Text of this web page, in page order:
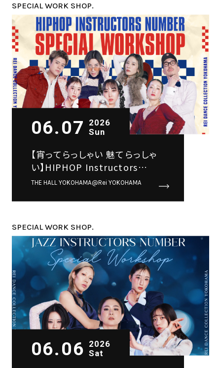
SPECIAL WORK SHOP.
06.07
2026
Sun
【宵ってらっしゃい 魅てらっしゃ
い】HIPHOP Instructors
number SPECIAL
THE HALL YOKOHAMA@Rei YOKOHAMA
SPECIAL WORK SHOP.
06.06 2026
Sat